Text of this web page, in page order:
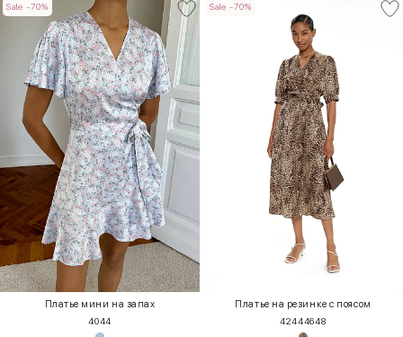
Sale -70%
Платье мини на запах
4044
Sale -70%
Платье на резинке с поясом
42444648